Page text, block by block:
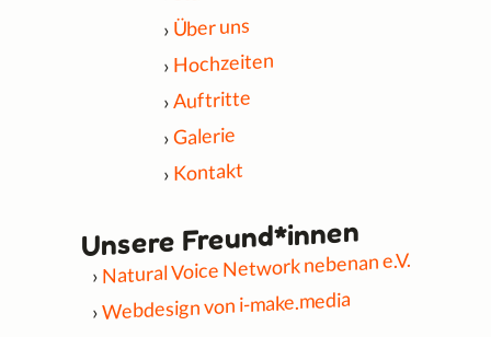
Über uns
Hochzeiten
Auftritte
Galerie
Kontakt
Unsere Freund*innen
Natural Voice Network nebenan e.V.
Webdesign von i-make.media